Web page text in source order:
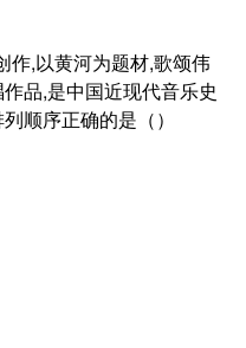
作,以黄河为题材,歌颂伟
品,是中国近现代音乐史
顺序正确的是（）